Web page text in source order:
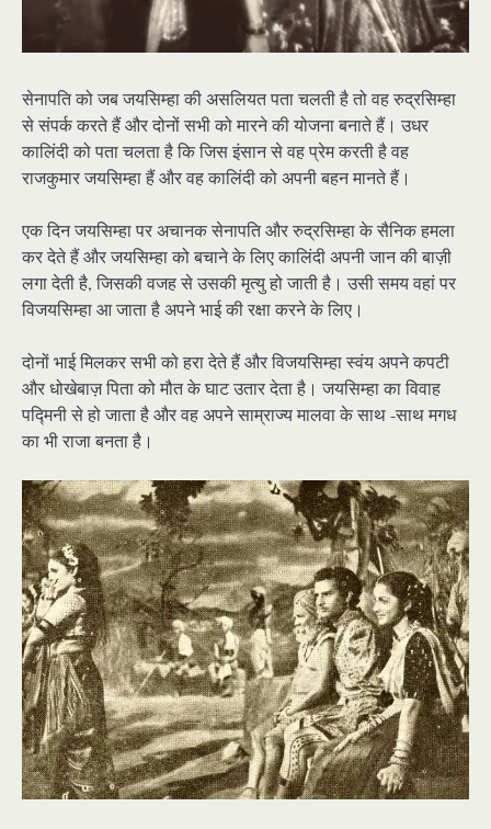
सेनापति को जब जयसिम्हा की असलियत पता चलती है तो वह रुद्रसिम्हा
से संपर्क करते हैं और दोनों सभी को मारने की योजना बनाते हैं। उधर
कालिंदी को पता चलता है कि जिस इंसान से वह प्रेम करती है वह
राजकुमार जयसिम्हा हैं और वह कालिंदी को अपनी बहन मानते हैं।
एक दिन जयसिम्हा पर अचानक सेनापति और रुद्रसिम्हा के सैनिक हमला
कर देते हैं और जयसिम्हा को बचाने के लिए कालिंदी अपनी जान की बाज़ी
लगा देती है, जिसकी वजह से उसकी मृत्यु हो जाती है। उसी समय वहां पर
विजयसिम्हा आ जाता है अपने भाई की रक्षा करने के लिए।
दोनों भाई मिलकर सभी को हरा देते हैं और विजयसिम्हा स्वंय अपने कपटी
और धोखेबाज़ पिता को मौत के घाट उतार देता है। जयसिम्हा का विवाह
पद्मिनी से हो जाता है और वह अपने साम्राज्य मालवा के साथ -साथ मगध
का भी राजा बनता है।